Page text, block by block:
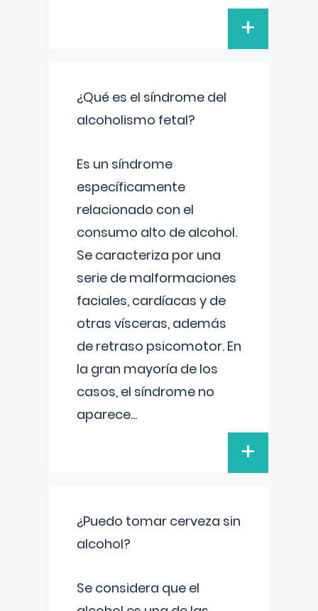
+
¿Qué es el síndrome del
alcoholismo fetal?
Es un síndrome
específicamente
relacionado con el
consumo alto de alcohol.
Se caracteriza por una
serie de malformaciones
faciales, cardíacas y de
otras vísceras, además
de retraso psicomotor. En
la gran mayoría de los
casos, el síndrome no
aparece...
+
¿Puedo tomar cerveza sin
alcohol?
Se considera que el